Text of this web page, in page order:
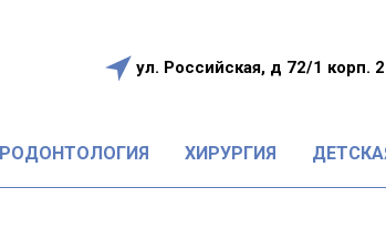
ул. Российская, д 72/1 корп. 2
ХИРУРГИЯ